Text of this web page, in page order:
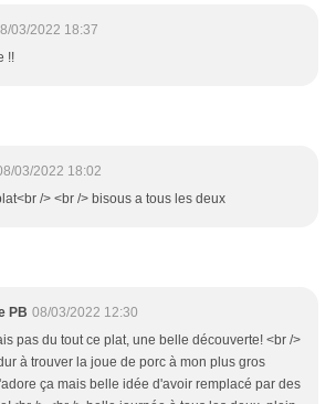
03/2022 18:37
!!
03/2022 18:02
/> <br /> bisous a tous les deux
PB 08/03/2022 12:30
pas du tout ce plat, une belle découverte! <br />
à trouver la joue de porc à mon plus gros
ça mais belle idée d'avoir remplacé par des